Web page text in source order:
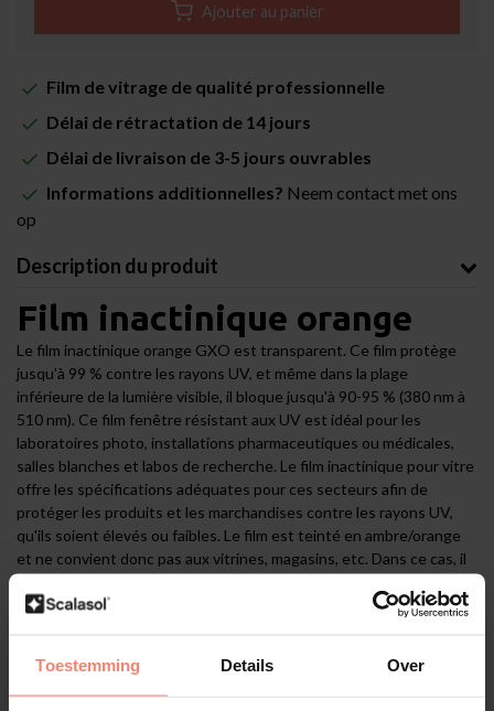
Toestemming Details Over
Ajouter au panier
Film de vitrage de qualité professionnelle
Délai de rétractation de 14 jours
Délai de livraison de 3-5 jours ouvrables
Informations additionnelles? Neem contact met ons
op
Description du produit
Film inactinique orange
Le film inactinique orange GXO est transparent. Ce film protège
jusqu’à 99 % contre les rayons UV, et même dans la plage
inférieure de la lumière visible, il bloque jusqu'à 90-95 % (380 nm à
510 nm). Ce film fenêtre résistant aux UV est idéal pour les
laboratoires photo, installations pharmaceutiques ou médicales,
salles blanches et labos de recherche. Le film inactinique pour vitre
offre les spécifications adéquates pour ces secteurs afin de
protéger les produits et les marchandises contre les rayons UV,
qu'ils soient élevés ou faibles. Le film est teinté en ambre/orange
et ne convient donc pas aux vitrines, magasins, etc. Dans ce cas, il
fenêtre résistant aux UV est d'une transparence cristalline. Le film
Les avantages pratiques du